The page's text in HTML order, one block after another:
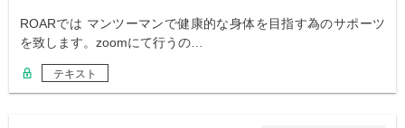
ROARでは マンツーマンで健康的な身体を目指す為のサポーツ
を致します。zoomにて行うの…
テキスト